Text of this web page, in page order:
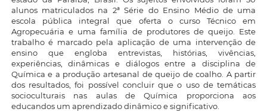
alunos matriculados na 2ª Série do Ensino Médio de uma
escola pública integral que oferta o curso Técnico em
Agropecuária e uma família de produtores de queijo. Este
trabalho é marcado pela aplicação de uma intervenção de
ensino que engloba entrevistas, histórias, vivências,
experiências, dinâmicas e diálogos entre a disciplina de
Química e a produção artesanal de queijo de coalho. A partir
dos resultados, foi possível concluir que o uso de temáticas
socioculturais nas aulas de Química proporciona aos
educandos um aprendizado dinâmico e significativo.